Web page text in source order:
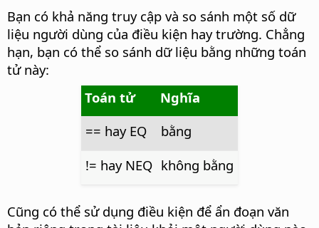
Bạn có khả năng truy cập và so sánh một số dữ
liệu người dùng của điều kiện hay trường. Chẳng
hạn, bạn có thể so sánh dữ liệu bằng những toán
tử này:
Toán tử
Nghĩa
== hay EQ
bằng
!= hay NEQ không bằng
Cũng có thể sử dụng điều kiện để ẩn đoạn văn